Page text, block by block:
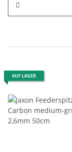
AUF LAGER